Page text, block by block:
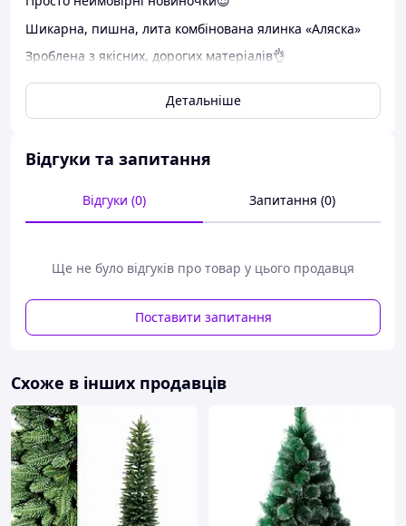
Шикарна, пишна, лита комбінована ялинка «Аляска»
Зроблена з якісних, дорогих матеріалів👌
Литі гілочки, покриті штучним снігом ❄️❄️
Усередині ПВХ, яке робить ялиночку пишною та густою
Пройшли всі сертифікати.
обсипаються та не мають запаху✔️✔️✔️
1.8 м - 150 + 400 гілок 9 кг
2.5 м - 230/800 гілок 20 кг
Стовбур – мета.✔️
Діаметр хвої – 10 см✔️
Упаковка – картонна✔️
Є самовивіз із Брошнів-Осади
В інші міста доставка "Новою поштою" ✅За деталями та
для замовлення пишіть на вайбер: 0987466442 або
телефонуйте.
Детальніше
Відгуки та запитання
Відгуки (0) Запитання (0)
Ще не було відгуків про товар у цього продавця
Поставити запитання
Схоже в інших продавців